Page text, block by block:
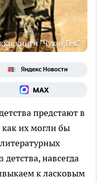
книги "Чук и Гек"
предстают в
как их могли бы
навсегда
к ласковым